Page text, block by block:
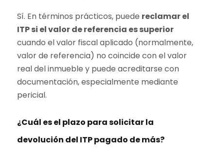
Sí. En términos prácticos, puede reclamar el
ITP si elvalor de referencia es superior
cuando el valor fiscal aplicado (normalmente,
valor de referencia) no coincide con el valor
real del inmueble y puede acreditarse con
documentación, especialmente mediante
pericial.
¿Cuál es el plazo para solicitar la
devolución del ITP pagado de más?